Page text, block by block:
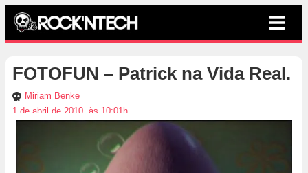
FOTOFUN – Patrick na Vida Real.
Miriam Benke
1 de abril de 2010, às 10:01h